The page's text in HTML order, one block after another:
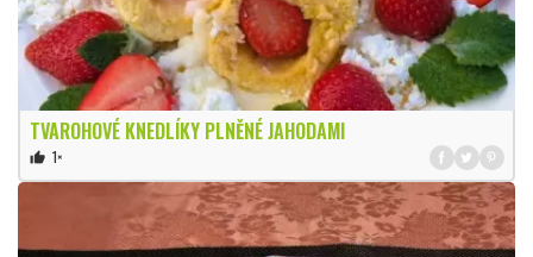
TVAROHOVÉ KNEDLÍKY PLNĚNÉ JAHODAMI
thumb_up 1×